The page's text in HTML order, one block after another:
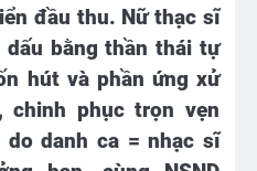
đầu thu. Nữthạc sĩ
dấu bằng thần thái tự
hútvà phần ứng xử
chinh phục trọn vẹn
do danh ca = nhạc sĩ